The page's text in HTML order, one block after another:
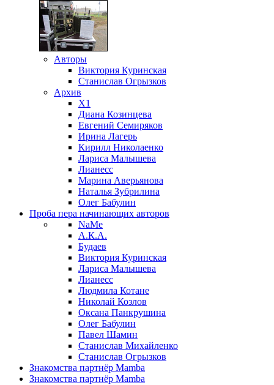
Авторы
Виктория Куринская
Станислав Огрызков
Архив
X1
Диана Козинцева
Евгений Семиряков
Ирина Лагерь
Кирилл Николаенко
Лариса Малышева
Лианесс
Марина Аверьянова
Наталья Зубрилина
Олег Бабулин
Проба пера начинающих авторов
NaMe
А.К.А.
Будаев
Виктория Куринская
Лариса Малышева
Лианесс
Людмила Котане
Николай Козлов
Оксана Панкрушина
Олег Бабулин
Павел Шамин
Станислав Михайленко
Станислав Огрызков
Знакомства партнёр Mamba
Знакомства партнёр Mamba